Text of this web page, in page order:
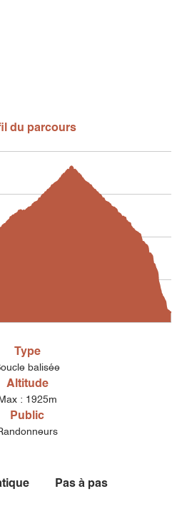
du parcours
Type
balisée
Altitude
Max : 1925m
Public
Pas à pas